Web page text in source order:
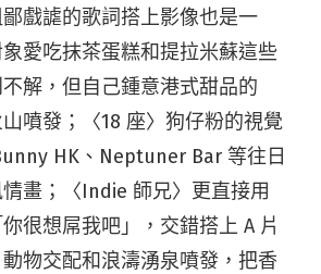
戲謔的歌詞搭上影像也是一
愛吃抹茶蛋糕和提拉米蘇這些
解，但自己鍾意港式甜品的
山噴發；〈18 座〉狗仔粉的視覺
HK、Neptuner Bar 等往日
情畫；〈Indie 師兄〉更直接用
很想屌我吧」，交錯搭上 A 片
物交配和浪濤湧泉噴發，把香